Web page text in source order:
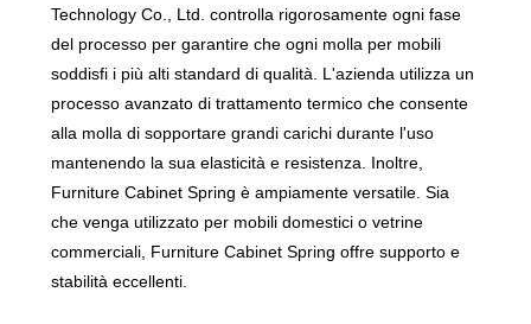
Technology Co., Ltd. controlla rigorosamente ogni fase
del processo per garantire che ogni molla per mobili
soddisfi i più alti standard di qualità. L'azienda utilizza un
processo avanzato di trattamento termico che consente
alla molla di sopportare grandi carichi durante l'uso
mantenendo la sua elasticità e resistenza. Inoltre,
Furniture Cabinet Spring è ampiamente versatile. Sia
che venga utilizzato per mobili domestici o vetrine
commerciali, Furniture Cabinet Spring offre supporto e
stabilità eccellenti.